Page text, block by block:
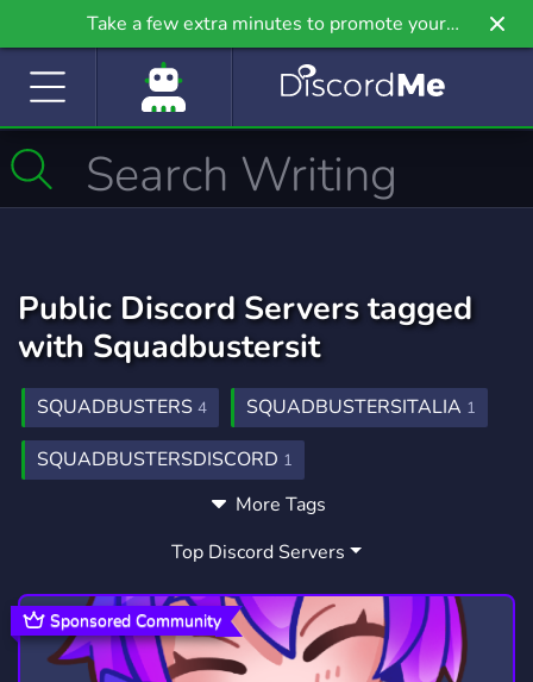
Take a few extra minutes to promote your
community even further on Griv.io, our newest
Public Discord Servers tagged
with Squadbustersit
SQUADBUSTERS 4 SQUADBUSTERSITALIA 1
SQUADBUSTERSDISCORD 1
SERVERSQUADBUSTERS1
More Tags
Top Discord Servers
Sponsored Community